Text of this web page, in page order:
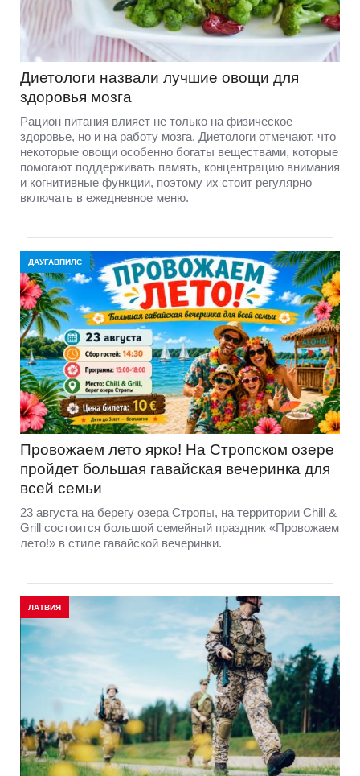
Диетологи назвали лучшие овощи для
здоровья мозга
Рацион питания влияет не только на физическое
здоровье, но и на работу мозга. Диетологи отмечают, что
некоторые овощи особенно богаты веществами, которые
помогают поддерживать память, концентрацию внимания
и когнитивные функции, поэтому их стоит регулярно
включать в ежедневное меню.
ДАУГАВПИЛС
Провожаем лето ярко! На Стропском озере
пройдет большая гавайская вечеринка для
всей семьи
23 августа на берегу озера Стропы, на территории Chill &
Grill состоится большой семейный праздник «Провожаем
лето!» в стиле гавайской вечеринки.
ЛАТВИЯ